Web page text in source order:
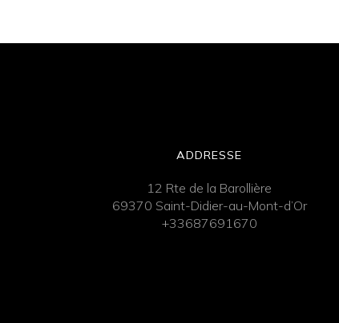
ADDRESSE
12 Rte de la Barollière
69370 Saint-Didier-au-Mont-d’Or
+33687691670